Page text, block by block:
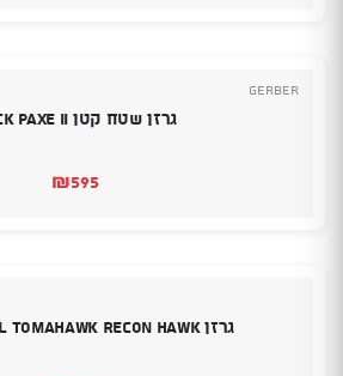
Gerber
גרזן שטח קטן BACK PAXE II
₪595
גרזן Cold Steel Tomahawk Recon Hawk